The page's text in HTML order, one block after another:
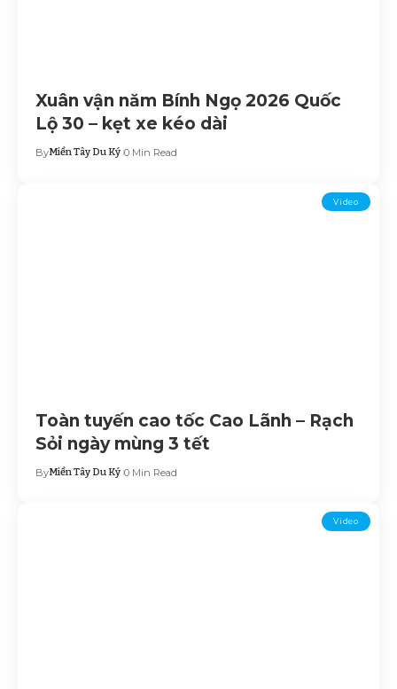
Xuân vận năm Bính Ngọ 2026 Quốc
Lộ 30 – kẹt xe kéo dài
ByMiền Tây Du Ký 0 Min Read
Video
Toàn tuyến cao tốc Cao Lãnh – Rạch
Sỏi ngày mùng 3 tết
ByMiền Tây Du Ký 0 Min Read
Video